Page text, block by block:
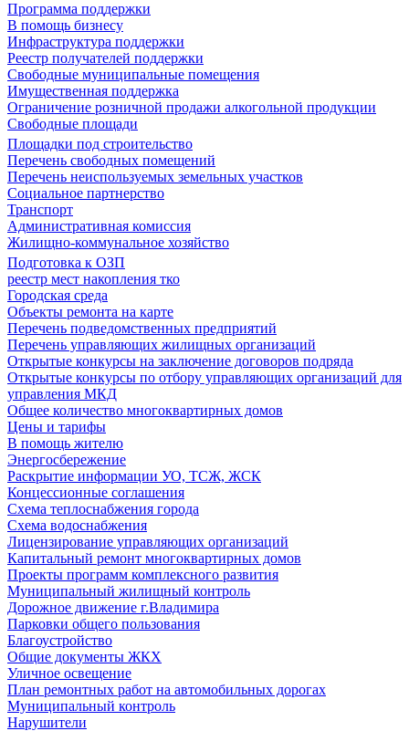
Программа поддержки
В помощь бизнесу
Инфраструктура поддержки
Реестр получателей поддержки
Свободные муниципальные помещения
Имущественная поддержка
Ограничение розничной продажи алкогольной продукции
Свободные площади
Площадки под строительство
Перечень свободных помещений
Перечень неиспользуемых земельных участков
Социальное партнерство
Транспорт
Административная комиссия
Жилищно-коммунальное хозяйство
Подготовка к ОЗП
реестр мест накопления тко
Городская среда
Объекты ремонта на карте
Перечень подведомственных предприятий
Перечень управляющих жилищных организаций
Открытые конкурсы на заключение договоров подряда
Открытые конкурсы по отбору управляющих организаций для
управления МКД
Общее количество многоквартирных домов
Цены и тарифы
В помощь жителю
Энергосбережение
Раскрытие информации УО, ТСЖ, ЖСК
Концессионные соглашения
Схема теплоснабжения города
Схема водоснабжения
Лицензирование управляющих организаций
Капитальный ремонт многоквартирных домов
Проекты программ комплексного развития
Муниципальный жилищный контроль
Дорожное движение г.Владимира
Парковки общего пользования
Благоустройство
Общие документы ЖКХ
Уличное освещение
План ремонтных работ на автомобильных дорогах
Муниципальный контроль
Нарушители